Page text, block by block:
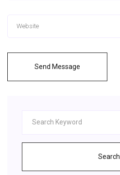
Send Message
Search